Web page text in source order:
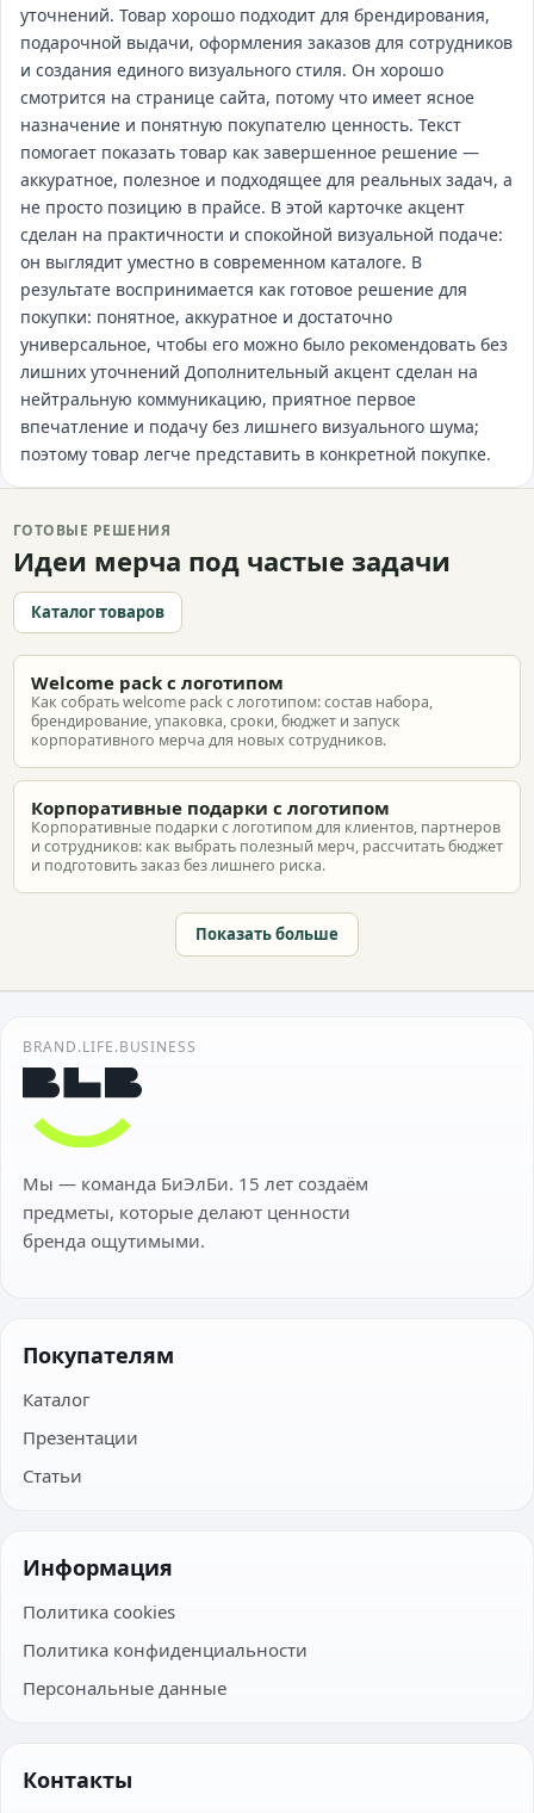
уточнений. Товар хорошо подходит для брендирования,
подарочной выдачи, оформления заказов для сотрудников
и создания единого визуального стиля. Он хорошо
смотрится на странице сайта, потому что имеет ясное
назначение и понятную покупателю ценность. Текст
помогает показать товар как завершенное решение —
аккуратное, полезное и подходящее для реальных задач, а
не просто позицию в прайсе. В этой карточке акцент
сделан на практичности и спокойной визуальной подаче:
он выглядит уместно в современном каталоге. В
результате воспринимается как готовое решение для
покупки: понятное, аккуратное и достаточно
универсальное, чтобы его можно было рекомендовать без
лишних уточнений Дополнительный акцент сделан на
нейтральную коммуникацию, приятное первое
впечатление и подачу без лишнего визуального шума;
поэтому товар легче представить в конкретной покупке.
ГОТОВЫЕ РЕШЕНИЯ
Идеи мерча под частые задачи
Каталог товаров
Welcome pack с логотипом
Как собрать welcome pack с логотипом: состав набора,
брендирование, упаковка, сроки, бюджет и запуск
корпоративного мерча для новых сотрудников.
Корпоративные подарки с логотипом
Корпоративные подарки с логотипом для клиентов, партнеров
и сотрудников: как выбрать полезный мерч, рассчитать бюджет
и подготовить заказ без лишнего риска.
Показать больше
BRAND.LIFE.BUSINESS
Мы — команда БиЭлБи. 15 лет создаём
предметы, которые делают ценности
бренда ощутимыми.
Покупателям
Каталог
Презентации
Статьи
Информация
Политика cookies
Политика конфиденциальности
Персональные данные
Контакты